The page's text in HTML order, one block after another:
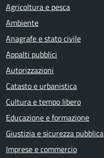
Agricoltura e pesca
Ambiente
Anagrafe e stato civile
Appalti pubblici
Autorizzazioni
Catasto e urbanistica
Cultura e tempo libero
Educazione e formazione
Giustizia e sicurezza pubblica
Imprese e commercio